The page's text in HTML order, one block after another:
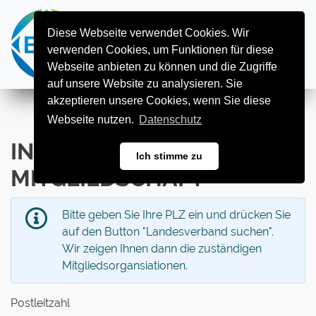
Diese Webseite verwendet Cookies. Wir
verwenden Cookies, um Funktionen für diese
Webseite anbieten zu können und die Zugriffe
auf unsere Website zu analysieren. Sie
akzeptieren unsere Cookies, wenn Sie diese
Webseite nutzen. Datenschutz
Ich stimme zu
INTERESSE AN EINER
MITGLIEDSCHAFT
Bitte geben Sie Ihre PLZ ein und drücken Sie
auf den Button "Landesverband suchen".
Wir zeigen Ihnen dann die zuständigen
Mitgliedsorgansiationen.
Postleitzahl